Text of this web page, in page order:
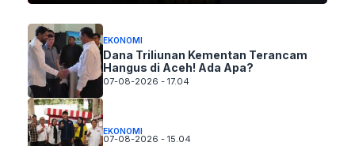
EKONOMI
Dana Triliunan Kementan Terancam
Hangus di Aceh! Ada Apa?
07-08-2026 - 17.04
EKONOMI
07-08-2026 - 15.04